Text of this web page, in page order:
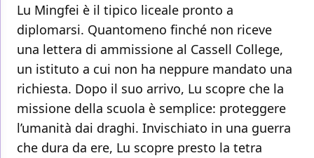
Lu Mingfei è il tipico liceale pronto a
diplomarsi. Quantomeno finché non riceve
una lettera di ammissione al Cassell College,
un istituto a cui non ha neppure mandato una
richiesta. Dopo il suo arrivo, Lu scopre che la
missione della scuola è semplice: proteggere
l’umanità dai draghi. Invischiato in una guerra
che dura da ere, Lu scopre presto la tetra